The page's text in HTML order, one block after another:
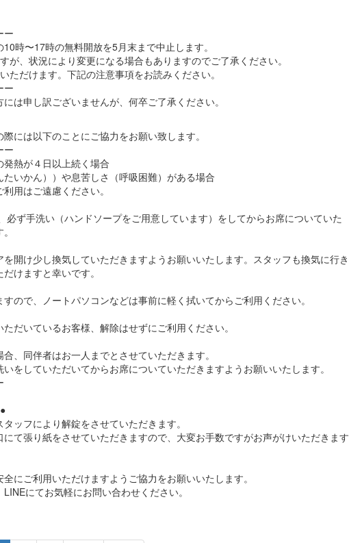
ー
時〜17時の無料開放を5月末まで中止します。
が、状況により変更になる場合もありますのでご了承ください。
ただけます。下記の注意事項をお読みください。
ー
は申し訳ございませんが、何卒ご了承ください。
には以下のことにご協力をお願い致します。
ー
熱が４日以上続く場合
いかん））や息苦しさ（呼吸困難）がある場合
用はご遠慮ください。
ず手洗い（ハンドソープをご用意しています）をしてからお席についていた
開け少し換気していただきますようお願いいたします。スタッフも換気に行き
けますと幸いです。
ので、ノートパソコンなどは事前に軽く拭いてからご利用ください。
だいているお客様、解除はせずにご利用ください。
、同伴者はお一人までとさせていただきます。
をしていただいてからお席についていただきますようお願いいたします。
ッフにより解錠をさせていただきます。
て張り紙をさせていただきますので、大変お手数ですがお声がけいただきます
にご利用いただけますようご協力をお願いいたします。
にてお気軽にお問い合わせください。